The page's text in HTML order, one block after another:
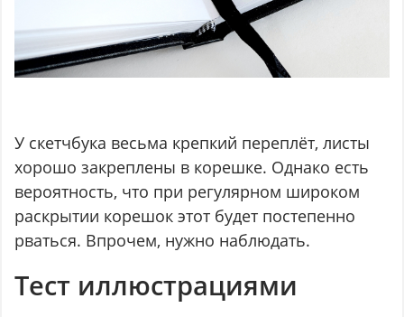
У скетчбука весьма крепкий переплёт, листы
хорошо закреплены в корешке. Однако есть
вероятность, что при регулярном широком
раскрытии корешок этот будет постепенно
рваться. Впрочем, нужно наблюдать.
Тест иллюстрациями